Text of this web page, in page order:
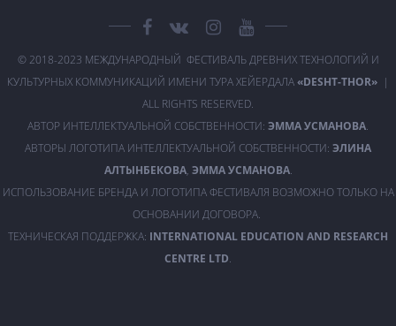
© 2018-2023 МЕЖДУНАРОДНЫЙ ФЕСТИВАЛЬ ДРЕВНИХ ТЕХНОЛОГИЙ И
КУЛЬТУРНЫХ КОММУНИКАЦИЙ ИМЕНИ ТУРА ХЕЙЕРДАЛА«DESHT-THOR» |
ALL RIGHTS RESERVED.
АВТОР ИНТЕЛЛЕКТУАЛЬНОЙ СОБСТВЕННОСТИ: ЭММА УСМАНОВА.
АВТОРЫ ЛОГОТИПА ИНТЕЛЛЕКТУАЛЬНОЙ СОБСТВЕННОСТИ: ЭЛИНА
АЛТЫНБЕКОВА, ЭММА УСМАНОВА.
ИСПОЛЬЗОВАНИЕ БРЕНДА И ЛОГОТИПА ФЕСТИВАЛЯ ВОЗМОЖНО ТОЛЬКО НА
ОСНОВАНИИ ДОГОВОРА.
ТЕХНИЧЕСКАЯ ПОДДЕРЖКА: INTERNATIONAL EDUCATION AND RESEARCH
CENTRE LTD.